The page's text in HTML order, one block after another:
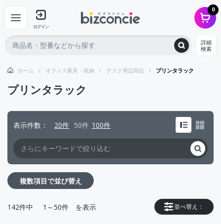
ログイン
0
詳細
検索
ホーム オフィス家具・収納 デスク周辺用品 プリンタラック
プリンタラック
表示件数 20件 50件 100件
複数項目で並び替え
並べ替え：
142件中 1～50件 を表示